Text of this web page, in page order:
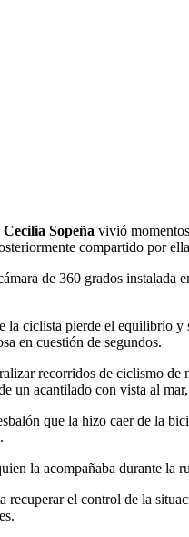
Cecilia Sopeña vivió
compartido por
de 360 grados
la ciclista pierde el
en cuestión de segundos.
recorridos de ciclismo de
un acantilado con vista al
que la hizo caer de la
la acompañaba durante
recuperar el control de la